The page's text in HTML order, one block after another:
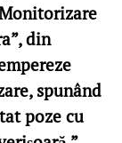
din
spunând
poze cu